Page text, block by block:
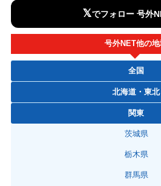
𝕏でフォロー 号外
号外NET他の
全国
北海道・東北
関東
茨城県
栃木県
群馬県